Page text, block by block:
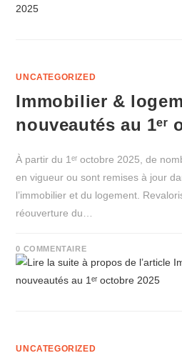
UNCATEGORIZED
Immobilier &
nouveautés au 1ᵉʳ
À partir du 1ᵉʳ octobre 2025, de
en vigueur ou sont remises à jour
l’immobilier et du logement.
réouverture du…
0 COMMENTAIRE
UNCATEGORIZED